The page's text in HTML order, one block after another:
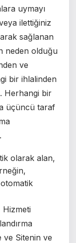
uymayı
ilettiğiniz
sağlanan
neden olduğu
ve
bir ihlalinden
Herhangi bir
üçüncü taraf
olarak alan,
Hizmeti
ve Sitenin ve